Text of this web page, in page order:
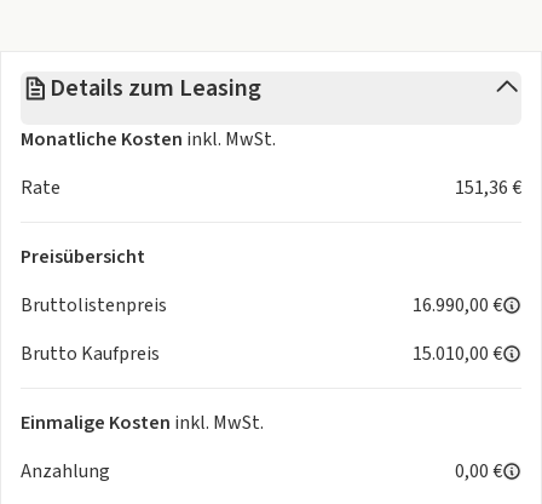
- Antriebs-Schlupfregelung (TCS)
digital (DAB+))
- Audiobedienung am Lenkrad
- Audiosystem: Radio mit RDS / MP3
- Aussenspiegel elektr. verstell- und heizbar - beide
- DAB-Tuner (Radioempfang digital)
- Drehzahlmesser
- Elektr. Bremskraftverteilung (EBD)
- Elektron. Stabilitäts-Programm (ESP / ESC)
Details zum Leasing
Monatliche Kosten inkl. MwSt.
Rate
151,36 €
Preisübersicht
Bruttolistenpreis
16.990,00 €
Brutto Kaufpreis
15.010,00 €
Einmalige Kosten inkl. MwSt.
Anzahlung
0,00 €